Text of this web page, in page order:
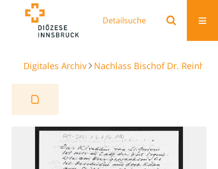
Detailsuche
Digitales Archiv Nachlass Bischof Dr.